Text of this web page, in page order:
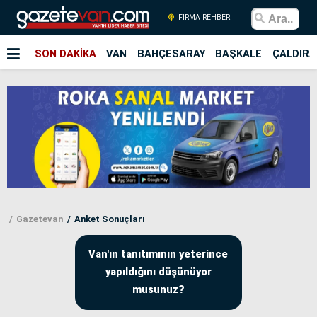
FİRMA REHBERİ
SON DAKİKA VAN BAHÇESARAY BAŞKALE
Gazetevan Anket Sonuçları
Van'ın tanıtımının yeterince
yapıldığını düşünüyor
musunuz?